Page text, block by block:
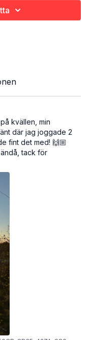
Ett tips är att köra
kvällen, min
där jag joggade 2
fint det med! 🙌🏼
tack för